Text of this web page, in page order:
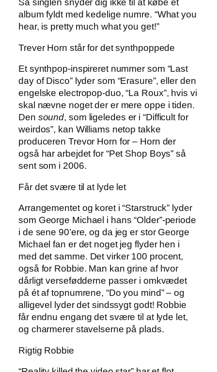
Så singlen snyder dig ikke til at købe et
album fyldt med kedelige numre. “What you
hear, is pretty much what you get!”
Trever Horn står for det synthpoppede
Et synthpop-inspireret nummer som “Last
day of Disco” lyder som “Erasure”, eller den
engelske electropop-duo, “La Roux”, hvis vi
skal nævne noget der er mere oppe i tiden.
Den sound, som ligeledes er i “Difficult for
weirdos”, kan Williams netop takke
produceren Trevor Horn for – Horn der
også har arbejdet for “Pet Shop Boys” så
sent som i 2006.
Får det svære til at lyde let
Arrangementet og koret i “Starstruck” lyder
som George Michael i hans “Older”-periode
i de sene 90’ere, og da jeg er stor George
Michael fan er det noget jeg flyder hen i
med det samme. Det virker 100 procent,
også for Robbie. Man kan grine af hvor
dårligt versefødderne passer i omkvædet
på ét af topnumrene, “Do you mind” – og
alligevel lyder det sindssygt godt! Robbie
får endnu engang det svære til at lyde let,
og charmerer stavelserne på plads.
Rigtig Robbie